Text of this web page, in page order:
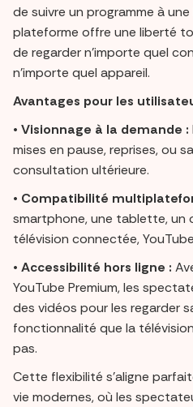
de suivre un programme à
plateforme offre une liberté
de regarder n’importe quel
n’importe quel appareil.
Avantages pour les
• Visionnage à la demande :
mises en pause, reprises, ou
consultation ultérieure.
• Compatibilité
smartphone, une tablette, un
télévision connectée,
• Accessibilité hors ligne :
YouTube Premium, les
des vidéos pour les regarder
fonctionnalité que la
pas.
Cette flexibilité s’aligne
vie modernes, où les